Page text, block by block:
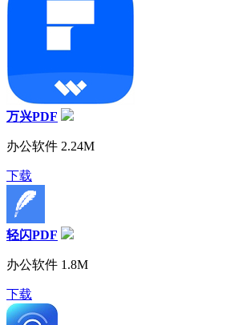
万兴PDF
办公软件 2.24M
下载
轻闪PDF
办公软件 1.8M
下载